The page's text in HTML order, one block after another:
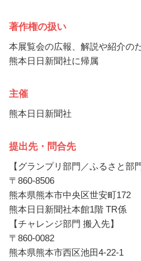
著作権の扱い
本展覧会の広報、解説や紹介の
熊本日日新聞社に帰属
主催
熊本日日新聞社
提出先・問合先
【グランプリ部門／ふるさと部
〒860-8506
熊本県熊本市中央区世安町172
熊本日日新聞社本館1階 TR係
【チャレンジ部門 搬入先】
〒860-0082
熊本県熊本市西区池田4-22-1